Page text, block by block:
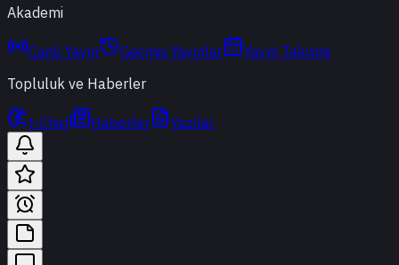
Akademi
Canlı Yayın Geçmiş Yayınlar
Yayın Takvimi
Topluluk ve Haberler
t-Chat Haberler Yazılar